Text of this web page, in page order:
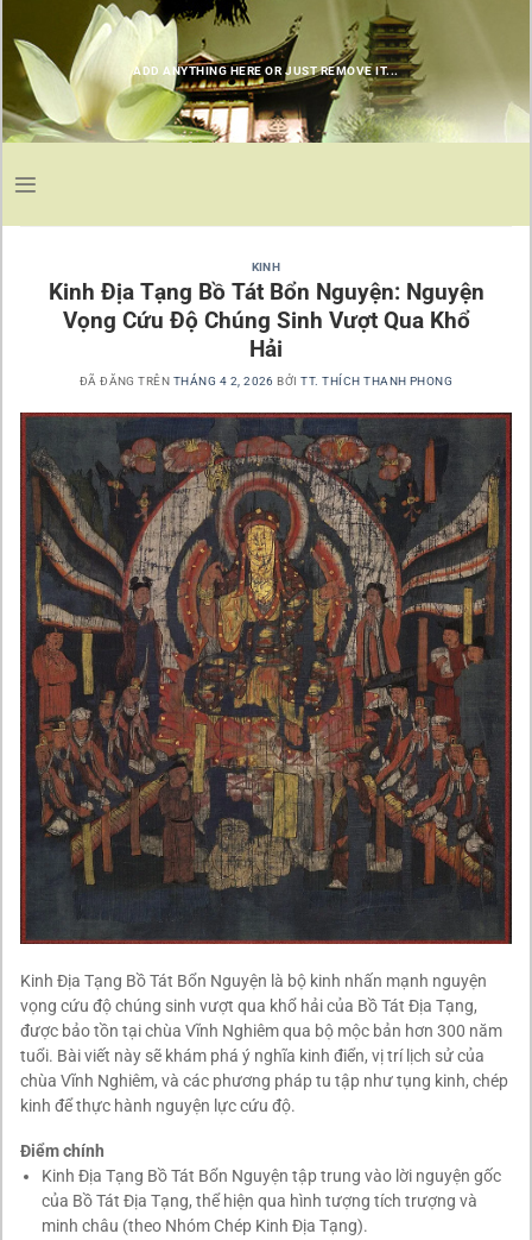
đến
nội
dung
ADD ANYTHING HERE OR JUST REMOVE IT...
KINH
Kinh Địa Tạng Bồ Tát Bổn Nguyện: Nguyện
Vọng Cứu Độ Chúng Sinh Vượt Qua Khổ
Hải
ĐÃ ĐĂNG TRÊN THÁNG 4 2, 2026 BỞITT. THÍCH THANH PHONG
Kinh Địa Tạng Bồ Tát Bổn Nguyện là bộ kinh nhấn mạnh nguyện
vọng cứu độ chúng sinh vượt qua khổ hải của Bồ Tát Địa Tạng,
được bảo tồn tại chùa Vĩnh Nghiêm qua bộ mộc bản hơn 300 năm
tuổi. Bài viết này sẽ khám phá ý nghĩa kinh điển, vị trí lịch sử của
chùa Vĩnh Nghiêm, và các phương pháp tu tập như tụng kinh, chép
kinh để thực hành nguyện lực cứu độ.
Điểm chính
Kinh Địa Tạng Bồ Tát Bổn Nguyện tập trung vào lời nguyện gốc
của Bồ Tát Địa Tạng, thể hiện qua hình tượng tích trượng và
minh châu (theo Nhóm Chép Kinh Địa Tạng).